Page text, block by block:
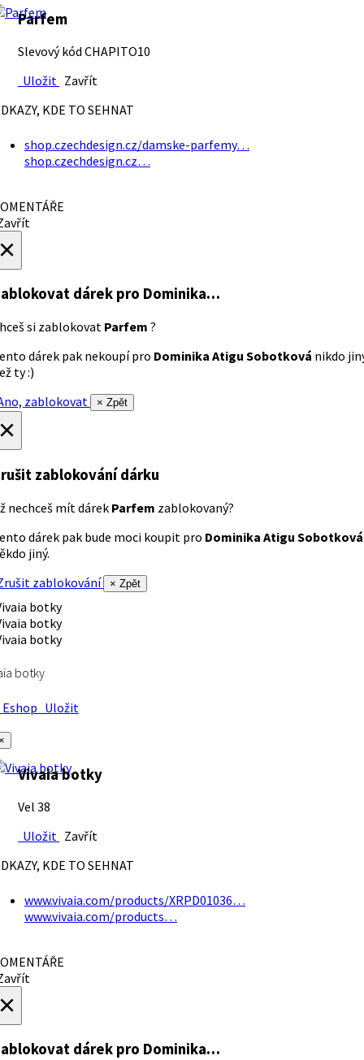
Parfem
Slevový kód CHAPITO10
Uložit Zavřít
KDE TO SEHNAT
shop.czechdesign.cz/damske-parfemy…
shop.czechdesign.cz…
dárek pro Dominika…
si zablokovat Parfem ?
dárek pak nekoupí pro Dominika Atigu Sobotková nikdo
ty :)
zablokovat
× Zpět
zablokování dárku
nechceš mít dárek Parfem zablokovaný?
dárek pak bude moci koupit pro Dominika Atigu Sobotková
jiný.
zablokování
× Zpět
botky
Uložit
Vivaia botky
Vel 38
Uložit Zavřít
KDE TO SEHNAT
www.vivaia.com/products/XRPD01036…
www.vivaia.com/products…
dárek pro Dominika…